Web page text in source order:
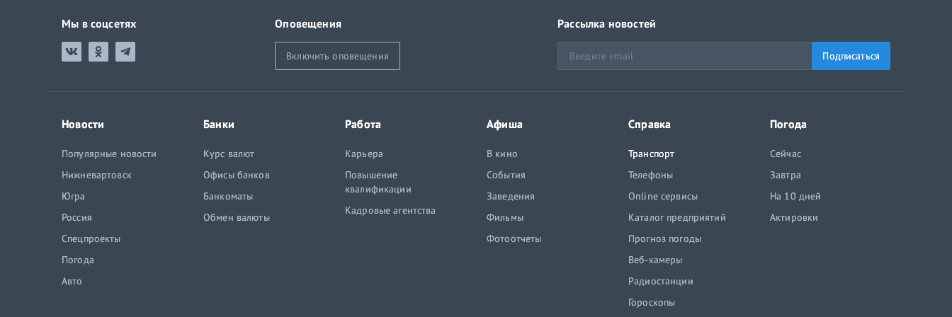
Мы в соцсетях Оповещения
Включить оповещения
Рассылка новостей
Подписаться
Новости
Популярные новости
Нижневартовск
Югра
Россия
Спецпроекты
Погода
Авто
Банки
Курс валют
Офисы банков
Банкоматы
Обмен валюты
Работа
Карьера
Повышение
квалификации
Кадровые агентства
Афиша
В кино
События
Заведения
Фильмы
Фотоотчеты
Справка
Транспорт
Телефоны
Online сервисы
Каталог предприятий
Прогноз погоды
Веб-камеры
Радиостанции
Гороскопы
Погода
Сейчас
Завтра
На 10 дней
Актировки